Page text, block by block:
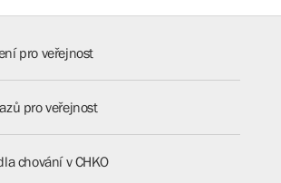
pro veřejnost
pro veřejnost
chování v CHKO